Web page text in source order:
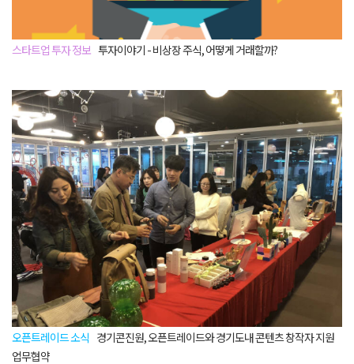
스타트업 투자 정보 투자이야기 - 비상장 주식, 어떻게 거래할까?
오픈트레이드 소식 경기콘진원, 오픈트레이드와 경기도내 콘텐츠 창작자 지원
업무협약